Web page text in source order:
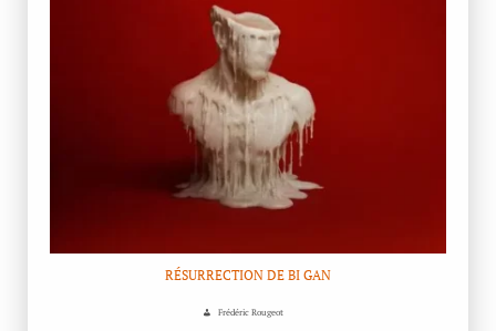
RÉSURRECTION DE BI GAN
Frédéric Rougeot